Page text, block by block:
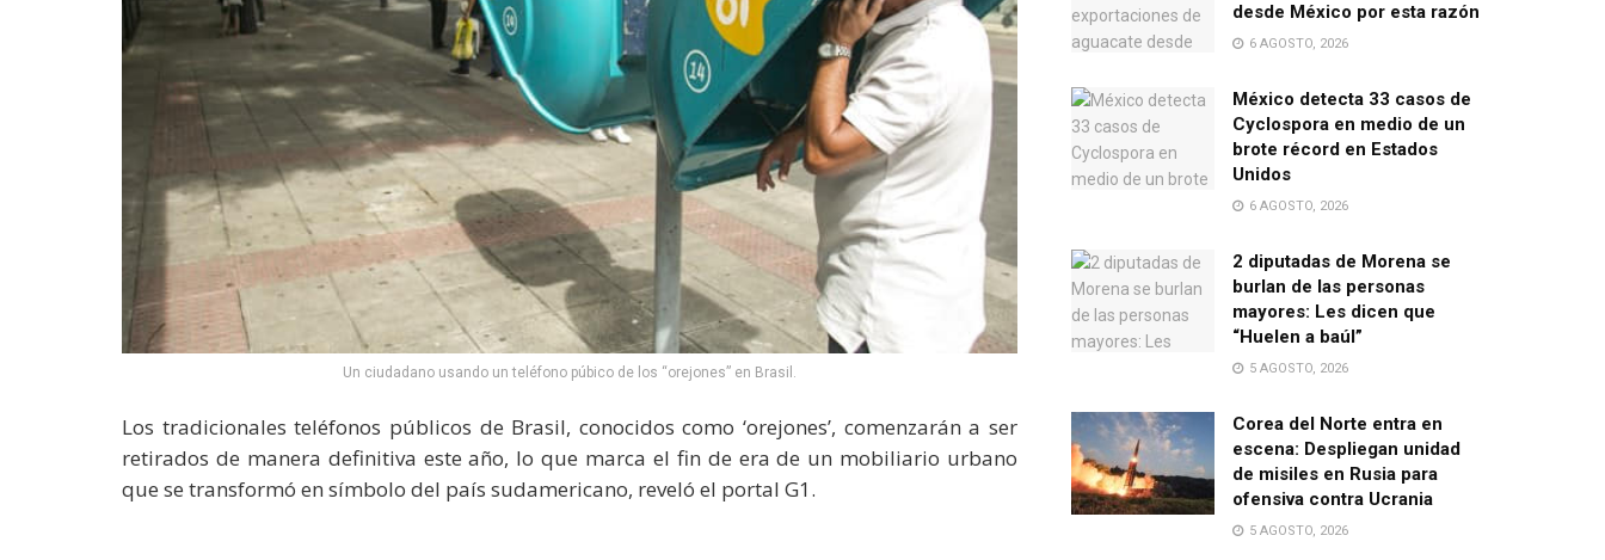
Un ciudadano usando un teléfono púbico de los “orejones” en Brasil.
Los tradicionales teléfonos públicos de Brasil, conocidos como ‘orejones’, comenzarán a ser
retirados de manera definitiva este año, lo que marca el fin de era de un mobiliario urbano
que se transformó en símbolo del país sudamericano, reveló el portal G1.
desde México por esta razón
6 AGOSTO, 2026
México detecta 33 casos de
Cyclospora en medio de un
brote récord en Estados
Unidos
6 AGOSTO, 2026
2 diputadas de Morena se
burlan de las personas
mayores: Les dicen que
“Huelen a baúl”
5 AGOSTO, 2026
Corea del Norte entra en
escena: Despliegan unidad
de misiles en Rusia para
ofensiva contra Ucrania
5 AGOSTO, 2026